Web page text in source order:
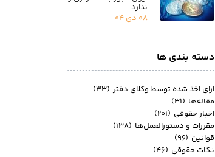
دسته بندی ها
ندارد
۰۸ دی ۰۴
ارای اخذ شده توسط وکلای دفتر (۳۳)
مقاله‌ها (۳۱)
اخبار حقوقی (۲۰۱)
مقررات و دستورالعمل‌ها (۱۳۸)
قوانین (۹۶)
نکات حقوقی (۴۶)